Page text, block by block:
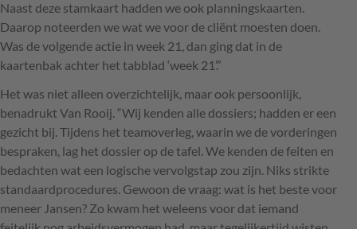
Naast deze stamkaart hadden we ook planningskaarten.
Daarop noteerden we wat we voor de cliënt moesten doen.
Was de volgende actie in week 21, dan ging dat in de
kaartenbak achter het tabblad ‘week 21’.”
Het was niet alleen overzichtelijk, maar ook persoonlijk,
benadrukt Van Rooij. “Wij kenden alle dossiers; hadden er een
gezicht bij. Tijdens het teamoverleg, waarin we de vorderingen
bespraken, lag het dossier op de tafel. We kenden de feiten en
bedachten wat een logische vervolgstap zou zijn. Niks strikte
standaardprocedures. Gewoon de vraag: wat is het beste voor
meneer Jansen? Zo kwam het weleens voor dat iemand